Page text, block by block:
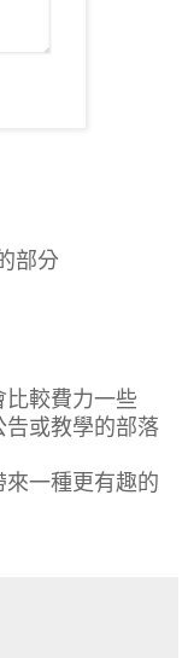
部分
較費力一些
告或教學的部落
一種更有趣的